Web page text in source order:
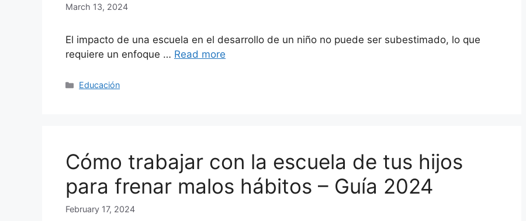
March 13, 2024
El impacto de una escuela en el desarrollo de un niño no puede ser subestimado, lo que
requiere un enfoque … Read more
Categories
Educación
Cómo trabajar con la escuela de tus hijos
para frenar malos hábitos – Guía 2024
February 17, 2024